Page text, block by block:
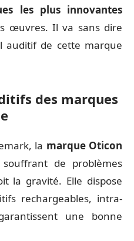
les plus innovantes
œuvres. Il va sans dire
auditif de cette marque
des marques
la marque Oticon
de problèmes
la gravité. Elle dispose
rechargeables, intra-
une bonne